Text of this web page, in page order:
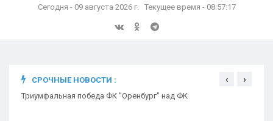
Сегодня - 09 августа 2026 г. Текущее время - 08:57:18
СРОЧНЫЕ НОВОСТИ :
Триумфальная победа ФК "Оренбург" над ФК
‹ ›